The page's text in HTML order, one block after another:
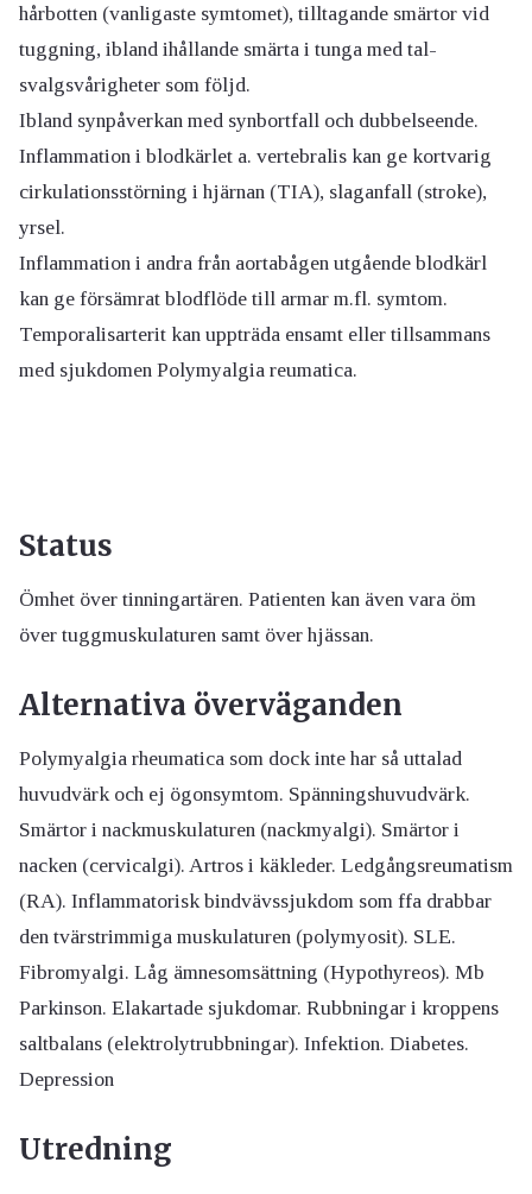
hårbotten (vanligaste symtomet), tilltagande smärtor vid
tuggning, ibland ihållande smärta i tunga med tal-
svalgsvårigheter som följd.
Ibland synpåverkan med synbortfall och dubbelseende.
Inflammation i blodkärlet a. vertebralis kan ge kortvarig
cirkulationsstörning i hjärnan (TIA), slaganfall (stroke),
yrsel.
Inflammation i andra från aortabågen utgående blodkärl
kan ge försämrat blodflöde till armar m.fl. symtom.
Temporalisarterit kan uppträda ensamt eller tillsammans
med sjukdomen Polymyalgia reumatica.
Status
Ömhet över tinningartären. Patienten kan även vara öm
över tuggmuskulaturen samt över hjässan.
Alternativa överväganden
Polymyalgia rheumatica som dock inte har så uttalad
huvudvärk och ej ögonsymtom. Spänningshuvudvärk.
Smärtor i nackmuskulaturen (nackmyalgi). Smärtor i
nacken (cervicalgi). Artros i käkleder. Ledgångsreumatism
(RA). Inflammatorisk bindvävssjukdom som ffa drabbar
den tvärstrimmiga muskulaturen (polymyosit). SLE.
Fibromyalgi. Låg ämnesomsättning (Hypothyreos). Mb
Parkinson. Elakartade sjukdomar. Rubbningar i kroppens
saltbalans (elektrolytrubbningar). Infektion. Diabetes.
Depression
Utredning